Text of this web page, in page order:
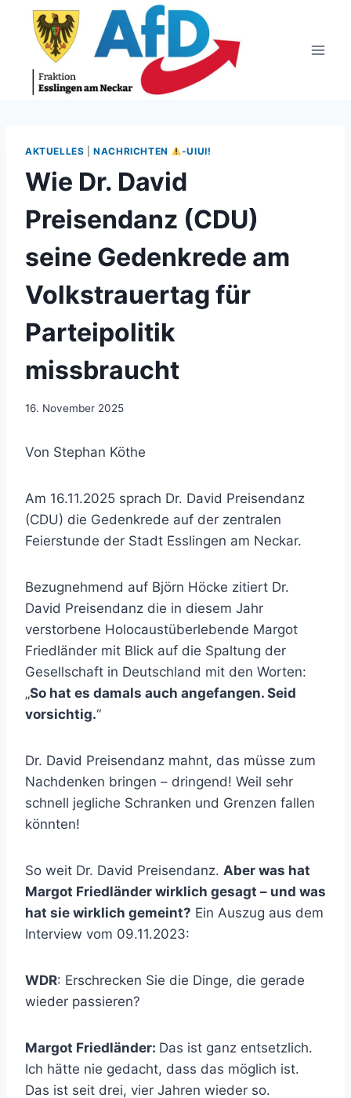
springen
AKTUELLES |NACHRICHTEN -UIUI!
Wie Dr. David
Preisendanz (CDU)
seine Gedenkrede am
Volkstrauertag für
Parteipolitik
missbraucht
16. November 2025
Von Stephan Köthe
Am 16.11.2025 sprach Dr. David Preisendanz
(CDU) die Gedenkrede auf der zentralen
Feierstunde der Stadt Esslingen am Neckar.
Bezugnehmend auf Björn Höcke zitiert Dr.
David Preisendanz die in diesem Jahr
verstorbene Holocaustüberlebende Margot
Friedländer mit Blick auf die Spaltung der
Gesellschaft in Deutschland mit den Worten:
„So hat es damals auch angefangen. Seid
vorsichtig.“
Dr. David Preisendanz mahnt, das müsse zum
Nachdenken bringen – dringend! Weil sehr
schnell jegliche Schranken und Grenzen fallen
könnten!
So weit Dr. David Preisendanz. Aber was hat
Margot Friedländer wirklich gesagt – und was
hat sie wirklich gemeint? Ein Auszug aus dem
Interview vom 09.11.2023:
WDR: Erschrecken Sie die Dinge, die gerade
wieder passieren?
Margot Friedländer: Das ist ganz entsetzlich.
Ich hätte nie gedacht, dass das möglich ist.
Das ist seit drei, vier Jahren wieder so.